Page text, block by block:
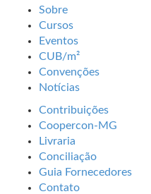
Sobre
Cursos
Eventos
CUB/m²
Convenções
Notícias
Contribuições
Coopercon-MG
Livraria
Conciliação
Guia Fornecedores
Contato